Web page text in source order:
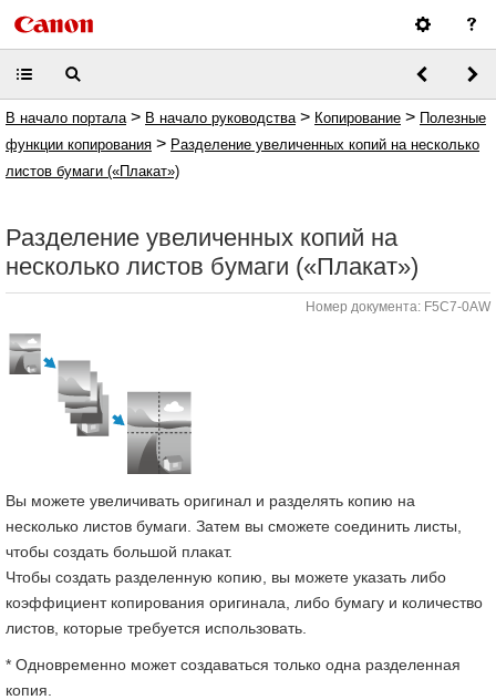
В начало портала > В начало руководства > Копирование > Полезные
функции копирования > Разделение увеличенных копий на несколько
листов бумаги («Плакат»)
Разделение увеличенных копий на
несколько листов бумаги («Плакат»)
Номер документа: F5C7-0AW
Вы можете увеличивать оригинал и разделять копию на
несколько листов бумаги. Затем вы сможете соединить листы,
чтобы создать большой плакат.
Чтобы создать разделенную копию, вы можете указать либо
коэффициент копирования оригинала, либо бумагу и количество
листов, которые требуется использовать.
* Одновременно может создаваться только одна разделенная
копия.